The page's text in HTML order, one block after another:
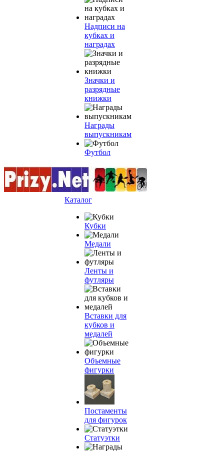
Надписи на
кубках и
наградах
Значки и
разрядные
книжки
Награды
выпускникам
Футбол
Каталог
Кубки
Медали
Ленты и
футляры
Вставки для
кубков и
медалей
Объемные
фигурки
Постаменты
для фигурок
Статуэтки